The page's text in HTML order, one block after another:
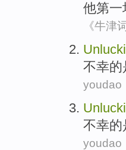
他第一
《牛津
U
不幸的
youdao
U
不幸的
youdao